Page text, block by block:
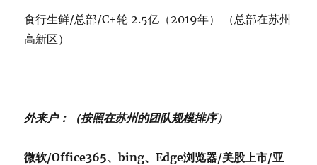
食行生鲜/总部/C+轮 2.5亿（2019年） （总部在苏州
高新区）
外来户：（按照在苏州的团队规模排序）
微软/Office365、bing、Edge浏览器/美股上市/亚